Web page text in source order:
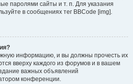
паролями сайты и т. п. Для указания
в сообщениях тег BBCode [img].
информацию, и вы должны прочесть их
вверху каждого из форумов и в вашем
важных объявлений
конференции.